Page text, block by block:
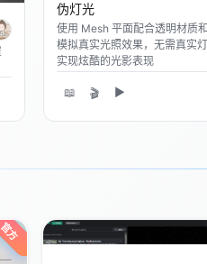
伪灯光
使用 Mesh 平面配合透明材质
模拟真实光照效果，无需真实
实现炫酷的光影表现
📖 🎬 ▶
方